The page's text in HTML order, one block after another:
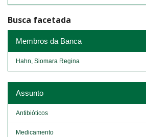
Busca facetada
Membros da Banca
Hahn, Siomara Regina
Assunto
Antibióticos
Medicamento